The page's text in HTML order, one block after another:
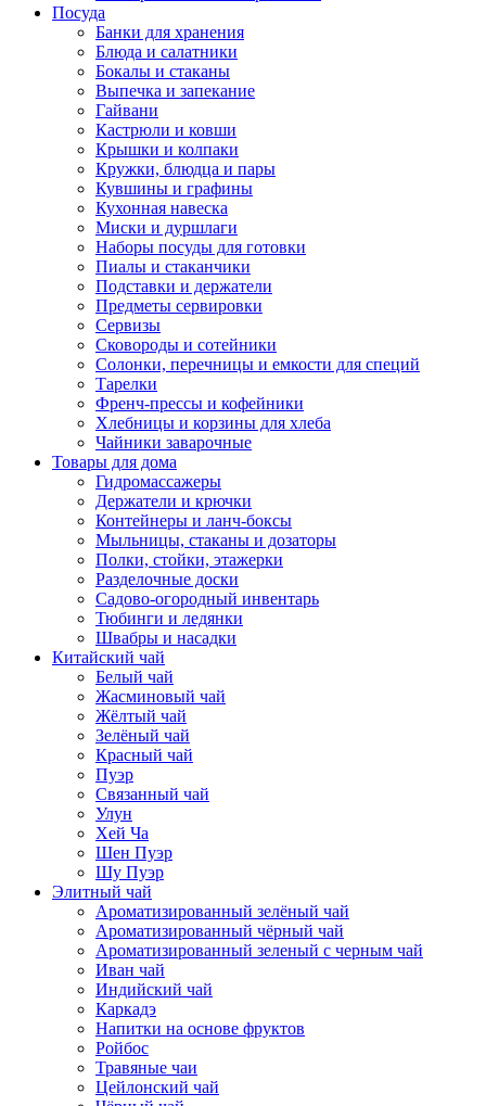
Посуда
Банки для хранения
Блюда и салатники
Бокалы и стаканы
Выпечка и запекание
Гайвани
Кастрюли и ковши
Крышки и колпаки
Кружки, блюдца и пары
Кувшины и графины
Кухонная навеска
Миски и дуршлаги
Наборы посуды для готовки
Пиалы и стаканчики
Подставки и держатели
Предметы сервировки
Сервизы
Сковороды и сотейники
Солонки, перечницы и емкости для специй
Тарелки
Френч-прессы и кофейники
Хлебницы и корзины для хлеба
Чайники заварочные
Товары для дома
Гидромассажеры
Держатели и крючки
Контейнеры и ланч-боксы
Мыльницы, стаканы и дозаторы
Полки, стойки, этажерки
Разделочные доски
Садово-огородный инвентарь
Тюбинги и ледянки
Швабры и насадки
Китайский чай
Белый чай
Жасминовый чай
Жёлтый чай
Зелёный чай
Красный чай
Пуэр
Связанный чай
Улун
Хей Ча
Шен Пуэр
Шу Пуэр
Элитный чай
Ароматизированный зелёный чай
Ароматизированный чёрный чай
Ароматизированный зеленый с черным чай
Иван чай
Индийский чай
Каркадэ
Напитки на основе фруктов
Ройбос
Травяные чаи
Цейлонский чай